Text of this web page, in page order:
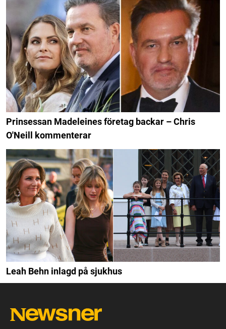
Prinsessan Madeleines företag backar – Chris
O'Neill kommenterar
Leah Behn inlagd på sjukhus